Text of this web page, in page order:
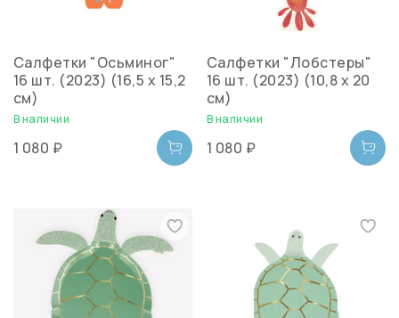
Салфетки "Осьминог"
16 шт. (2023) (16,5 x 15,2
см)
В наличии
1 080 ₽
Салфетки "Лобстеры"
16 шт. (2023) (10,8 х 20
см)
В наличии
1 080 ₽